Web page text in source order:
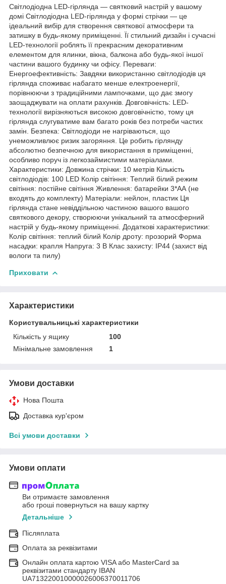
Світлодіодна LED-гірлянда — святковий настрій у вашому
домі Світлодіодна LED-гірлянда у формі стрічки — це
ідеальний вибір для створення святкової атмосфери та
затишку в будь-якому приміщенні. Її стильний дизайн і сучасні
LED-технології роблять її прекрасним декоративним
елементом для ялинки, вікна, балкона або будь-якої іншої
частини вашого будинку чи офісу. Переваги:
Енергоефективність: Завдяки використанню світлодіодів ця
гірлянда споживає набагато менше електроенергії,
порівнюючи з традиційними лампочками, що дає змогу
заощаджувати на оплати рахунків. Довговічність: LED-
технології вирізняються високою довговічністю, тому ця
гірлянда слугуватиме вам багато років без потреби частих
замін. Безпека: Світлодіоди не нагріваються, що
унеможливлює ризик загоряння. Це робить гірлянду
абсолютно безпечною для використання в приміщенні,
особливо поруч із легкозаймистими матеріалами.
Характеристики: Довжина стрічки: 10 метрів Кількість
світлодіодів: 100 LED Колір світіння: Теплий білий режим
світіння: постійне світіння Живлення: батарейки 3*АА (не
входять до комплекту) Матеріали: нейлон, пластик Ця
гірлянда стане невіддільною частиною вашого вашого
святкового декору, створюючи унікальний та атмосферний
настрій у будь-якому приміщенні. Додаткові характеристики:
Колір світіння: теплий білий Колір дроту: прозорий Форма
насадки: крапля Напруга: 3 В Клас захисту: IP44 (захист від
вологи та пилу)
Приховати
Характеристики
Користувальницькі характеристики
Кількість у ящику
100
Мінімальне замовлення
1
Умови доставки
Нова Пошта
Доставка кур'єром
Всі умови доставки
Умови оплати
Ви отримаєте замовлення
або гроші повернуться на вашу картку
Детальніше
Післяплата
Оплата за реквізитами
Онлайн оплата картою VISA або MasterCard за
реквізитами стандарту IBAN
UA713220010000026006370011706